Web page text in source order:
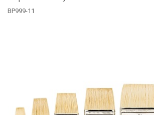
BP999-11